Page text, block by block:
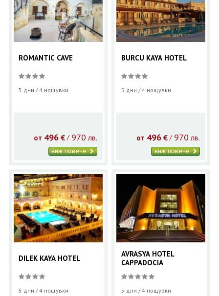
ROMANTIC CAVE
5 дни / 4 нощувки
от 496 €/ 970 лв.
виж повече
BURCU KAYA HOTEL
5 дни / 4 нощувки
от 496 € / 970 лв.
виж повече
DILEK KAYA HOTEL
5 дни / 4 нощувки
AVRASYA HOTEL
CAPPADOCIA
5 дни / 4 нощувки